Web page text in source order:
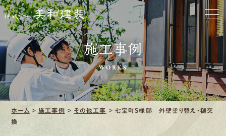
お家をきれいに
会社をきれいに
クリーニング
施工事例
施工事例
WORKS
ホーム >施工事例 > その他工事 > 七宝町S様邸 外壁塗り替え・樋交
換